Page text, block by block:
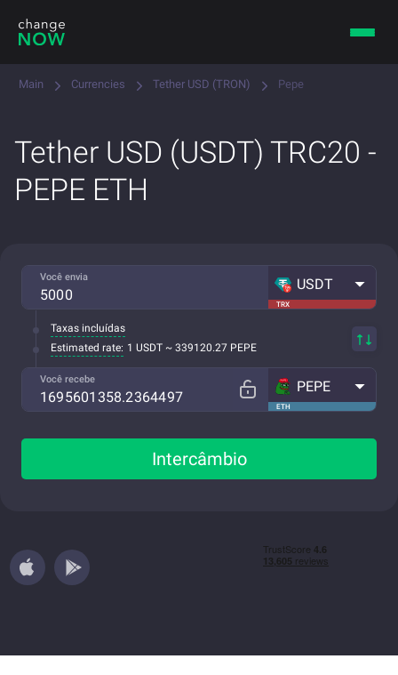
Main Currencies Tether USD (TRON) Pepe
Tether USD (USDT) TRC20 -
PEPE ETH
Você envia
TRX
USDT
Taxas incluídas
Estimated rate: 1 USDT ~ 339120.27 PEPE
Você recebe
ETH
PEPE
Intercâmbio